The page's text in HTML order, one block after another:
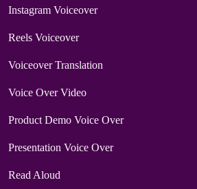
Instagram Voiceover
Reels Voiceover
Voiceover Translation
Voice Over Video
Product Demo Voice Over
Presentation Voice Over
Read Aloud